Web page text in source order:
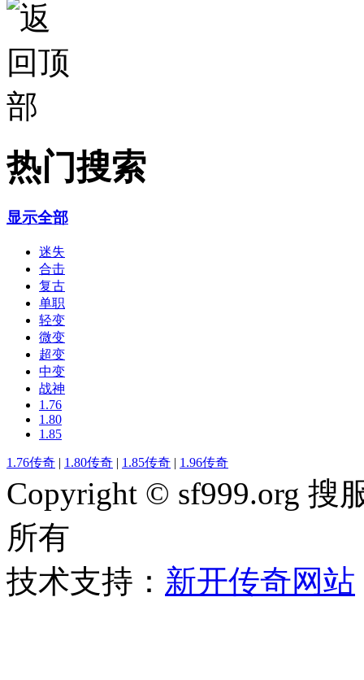
热门搜索
显示全部
迷失
合击
复古
单职
轻变
微变
超变
中变
战神
1.76
1.80
1.85
1.76传奇 | 1.80传奇 | 1.85传奇 | 1.96传奇
Copyright © sf999.org 搜
所有
技术支持： 新开传奇网站